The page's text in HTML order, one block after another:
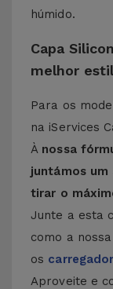
húmido.
Capa
melhor
Para os
na iServices
À nossa
juntámos um
tirar o
Junte a esta
como a nossa
os
Aproveite e